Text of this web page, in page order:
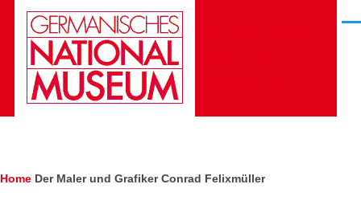
Skip to main content
Breadcrumb
Home Der Maler und Grafiker Conrad Felixmüller